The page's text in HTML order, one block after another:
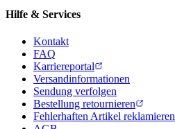
Hilfe & Services
Kontakt
FAQ
Karriereportal
Versandinformationen
Sendung verfolgen
Bestellung retournieren
Fehlerhaften Artikel reklamieren